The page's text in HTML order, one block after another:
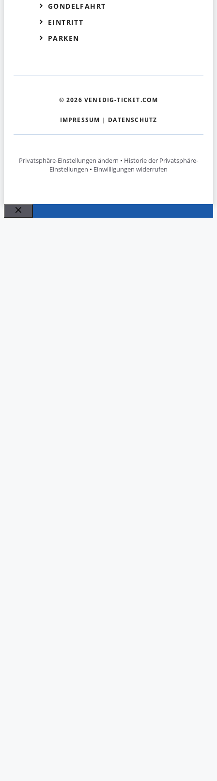
GONDELFAHRT
EINTRITT
PARKEN
© 2026 VENEDIG-TICKET.COM
IMPRESSUM | DATENSCHUTZ
Privatsphäre-Einstellungen ändern • Historie der Privatsphäre-
Einstellungen • Einwilligungen widerrufen
Schließen